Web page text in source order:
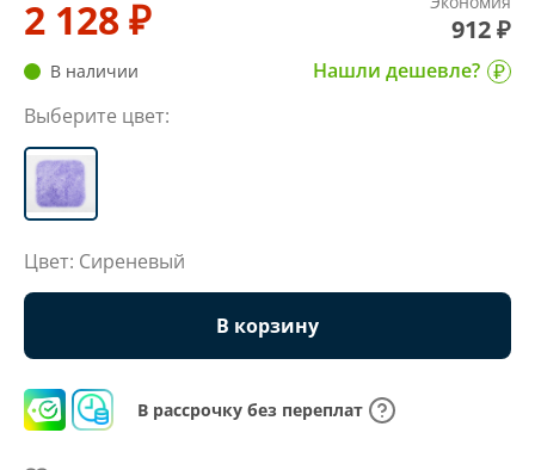
2 128 ₽ 912 ₽
В наличии
Нашли дешевле?
Выберите цвет:
Цвет: Сиреневый
В корзину
В рассрочку без переплат